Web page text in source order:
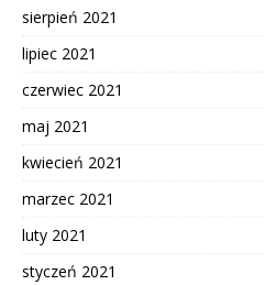
sierpień 2021
lipiec 2021
czerwiec 2021
maj 2021
kwiecień 2021
marzec 2021
luty 2021
styczeń 2021